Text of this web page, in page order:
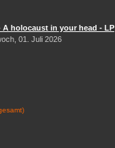
A holocaust in your head - LP
01. Juli 2026